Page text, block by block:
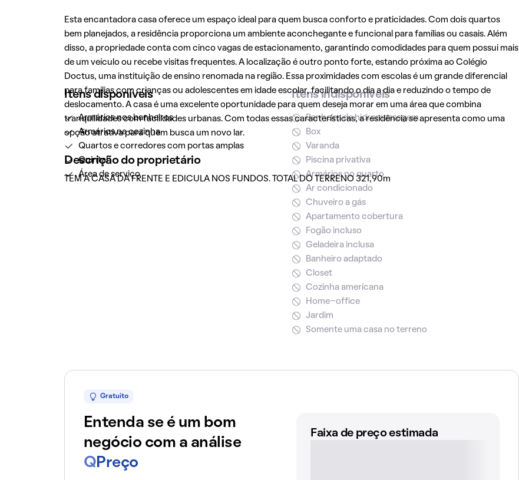
Esta encantadora casa oferece um espaço ideal para quem busca conforto e praticidades. Com dois quartos
bem planejados, a residência proporciona um ambiente aconchegante e funcional para famílias ou casais. Além
disso, a propriedade conta com cinco vagas de estacionamento, garantindo comodidades para quem possui mais
de um veículo ou recebe visitas frequentes. A localização é outro ponto forte, estando próxima ao Colégio
Doctus, uma instituição de ensino renomada na região. Essa proximidades com escolas é um grande diferencial
para famílias com crianças ou adolescentes em idade escolar, facilitando o dia a dia e reduzindo o tempo de
deslocamento. A casa é uma excelente oportunidade para quem deseja morar em uma área que combina
tranquilidades com facilidades urbanas. Com todas essas características, a residência se apresenta como uma
opção atrativa para quem busca um novo lar.
Descrição do proprietário
TEM A CASA DA FRENTE E EDICULA NOS FUNDOS. TOTAL DO TERRENO 321,90m
Itens disponíveis
Armários nos banheiros
Armários na cozinha
Quartos e corredores com portas amplas
Quintal
Área de serviço
Itens indisponíveis
Banheira de hidromassagem
Box
Varanda
Piscina privativa
Armários no quarto
Ar condicionado
Chuveiro a gás
Apartamento cobertura
Fogão incluso
Geladeira inclusa
Banheiro adaptado
Closet
Cozinha americana
Home-office
Jardim
Somente uma casa no terreno
Gratuito
Entenda se é um bom
negócio com a análise
Q Preço
Faixa de preço estimada